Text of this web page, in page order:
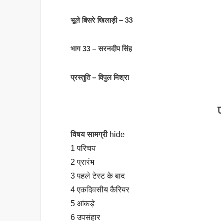
भूले बिसरे खिलाड़ी – 33
भाग 33 – सरनदीप सिंह
प्रस्तुति – विपुल मिश्रा
विषय सामग्री hide
1 परिचय
2 प्रारंभ
3 पहले टेस्ट के बाद
4 एकदिवसीय कैरियर
5 आंकड़े
6 उपसंहार